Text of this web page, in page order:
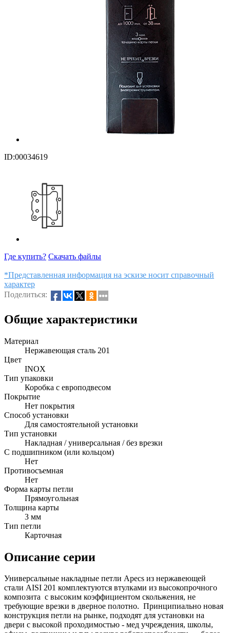
ID:00034619
Где купить? Скачать файлы
*Представленная информация на эскизе носит справочный
характер
Поделиться:
Общие характеристики
Материал
Нержавеющая сталь 201
Цвет
INOX
Тип упаковки
Коробка с европодвесом
Покрытие
Нет покрытия
Способ установки
Для самостоятельной установки
Тип установки
Накладная / универсальная / без врезки
С подшипником (или кольцом)
Нет
Противосъемная
Нет
Форма карты петли
Прямоугольная
Толщина карты
3 мм
Тип петли
Карточная
Описание серии
Универсальные накладные петли Apecs из нержавеющей
стали AISI 201 комплектуются втулками из высокопрочного
композита с высоким коэффициентом скольжения, не
требующие врезки в дверное полотно. Принципиально новая
конструкция петли на рынке, подходят для установки на
двери с высокой проходимостью - мед учреждения, школы,